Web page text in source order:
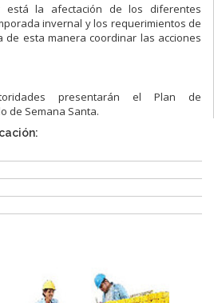
la afectación de los diferentes
invernal y los requerimientos de
de esta manera coordinar las acciones
presentarán el Plan de
de Semana Santa.